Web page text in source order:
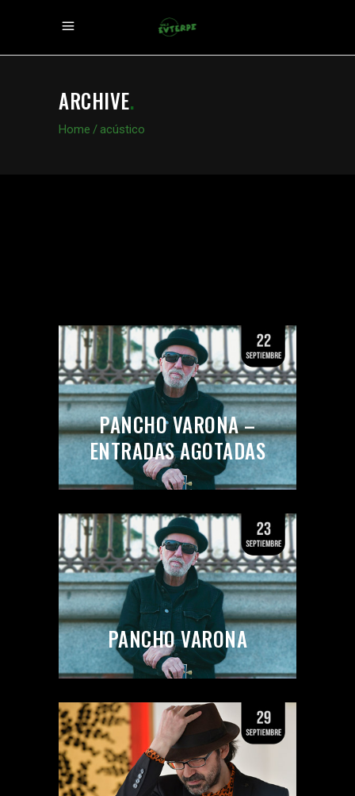
ARCHIVE.
Home / acústico
PANCHO VARONA –
ENTRADAS AGOTADAS
PANCHO VARONA